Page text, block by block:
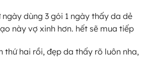
ngày dùng 3 gói 1 ngày thấy da dẻ
này vợ xinh hơn. hết sẽ mua tiếp
thứ hai rồi, đẹp da thấy rõ luôn nha,